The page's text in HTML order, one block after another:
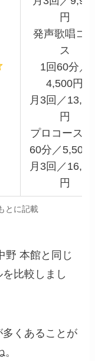
円
発声歌唱コ
ス
1回60分／
4,500円
月3回／
円
プロコース1
60分／5,500
月3回／
円
とに記載
野 本館と同じ
比較しまし
くあることが